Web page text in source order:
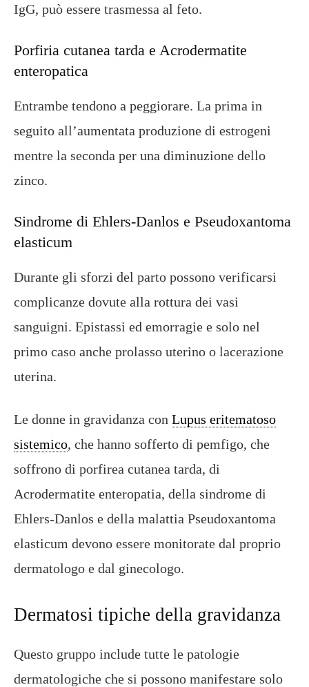
IgG, può essere trasmessa al feto.
Porfiria cutanea tarda e Acrodermatite
enteropatica
Entrambe tendono a peggiorare. La prima in
seguito all’aumentata produzione di estrogeni
mentre la seconda per una diminuzione dello
zinco.
Sindrome di Ehlers-Danlos e Pseudoxantoma
elasticum
Durante gli sforzi del parto possono verificarsi
complicanze dovute alla rottura dei vasi
sanguigni. Epistassi ed emorragie e solo nel
primo caso anche prolasso uterino o lacerazione
uterina.
Le donne in gravidanza con Lupus eritematoso
sistemico, che hanno sofferto di pemfigo, che
soffrono di porfirea cutanea tarda, di
Acrodermatite enteropatia, della sindrome di
Ehlers-Danlos e della malattia Pseudoxantoma
elasticum devono essere monitorate dal proprio
dermatologo e dal ginecologo.
Dermatosi tipiche della gravidanza
Questo gruppo include tutte le patologie
dermatologiche che si possono manifestare solo